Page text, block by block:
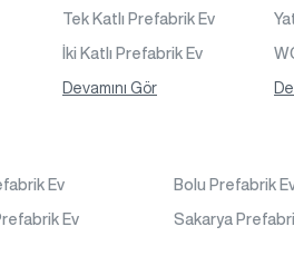
Tek Katlı Prefabrik Ev
İki Katlı Prefabrik Ev
Tek Katlı Prefabrik Villa
Prefabrik Bungalov
Devamını Gör
Ev Bolu Prefabrik
Ev Sakarya